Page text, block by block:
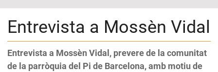
Entrevista a Mossèn Vidal
Entrevista a Mossèn Vidal, prevere de la comunitat
de la parròquia del Pi de Barcelona, amb motiu de